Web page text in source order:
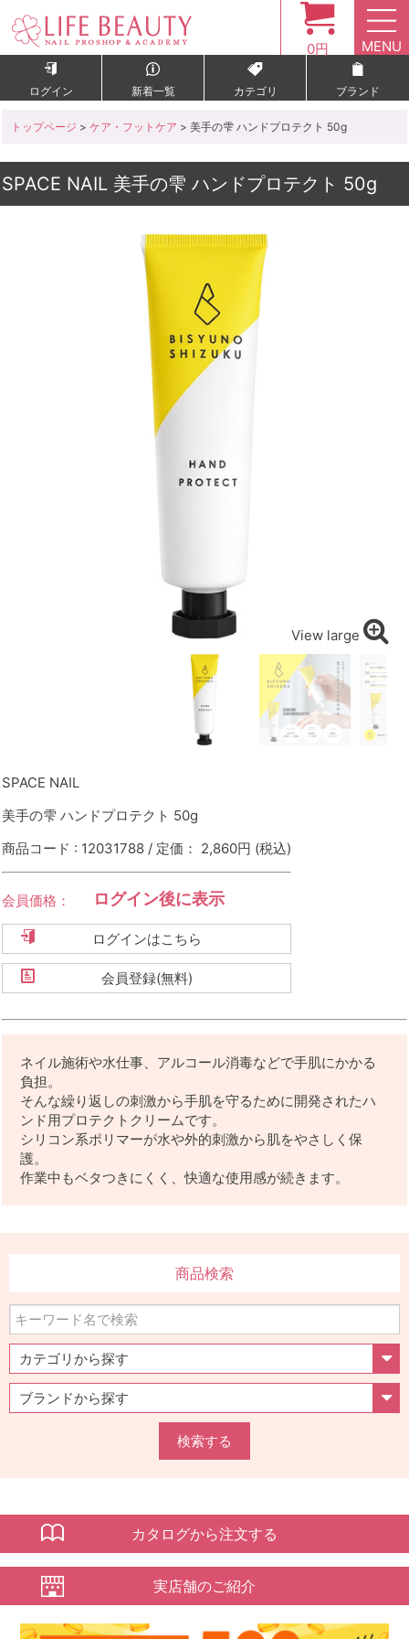
0円 MENU
ログイン 新着一覧 カテゴリ ブランド
トップページ > ケア・フットケア > 美手の雫 ハンドプロテクト 50g
SPACE NAIL 美手の雫 ハンドプロテクト 50g
View large
SPACE NAIL
美手の雫 ハンドプロテクト 50g
商品コード : 12031788 / 定価： 2,860円 (税込)
会員価格： ログイン後に表示
ログインはこちら
会員登録(無料)
ネイル施術や水仕事、アルコール消毒などで手肌にかかる
負担。
そんな繰り返しの刺激から手肌を守るために開発されたハ
ンド用プロテクトクリームです。
シリコン系ポリマーが水や外的刺激から肌をやさしく保
護。
作業中もベタつきにくく、快適な使用感が続きます。
商品検索
検索する
カタログから注文する
実店舗のご紹介